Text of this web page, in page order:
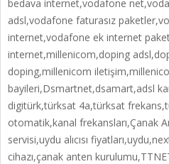
bedava internet,vodafone
adsl,vodafone faturasız
internet,vodafone ek internet
internet,millenicom,doping
doping,millenicom
bayileri,Dsmartnet,dsamart,adsl
digitürk,türksat 4a,türksat
otomatik,kanal frekansları,Çanak
servisi,uydu alıcısı
cihazı,çanak anten